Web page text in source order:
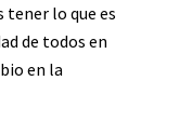
tener lo que es
de todos en
en la